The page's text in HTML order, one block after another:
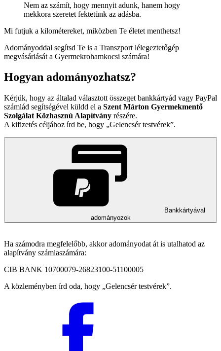
Nem az számít, hogy mennyit adunk, hanem hogy
mekkora szeretet fektetünk az adásba.
Mi futjuk a kilométereket, miközben Te életet menthetsz!
Adományoddal segítsd Te is a Transzport lélegeztetőgép
megvásárlását a Gyermekrohamkocsi számára!
Hogyan adományozhatsz?
Kérjük, hogy az általad választott összeget bankkártyád vagy PayPal
számlád segítségével küldd el a Szent Márton Gyermekmentő
Szolgálat Közhasznú Alapítvány részére.
A kifizetés céljához írd be, hogy
Gelencsér testvérek .
Bankkártyával
adományozok
Ha számodra megfelelőbb, akkor adományodat át is utalhatod az
alapítvány számlaszámára:
CIB BANK 10700079-26823100-51100005
A közleményben írd oda, hogy
Gelencsér testvérek .